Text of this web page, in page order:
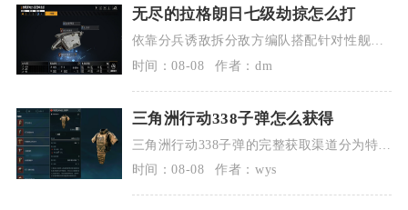
无尽的拉格朗日七级劫掠怎么打
依靠分兵诱敌拆分敌方编队搭配针对性舰船
编组，就能压低战损稳定通关七级劫掠，成
熟配...
时间：08-08 作者：dm
三角洲行动338子弹怎么获得
三角洲行动338子弹的完整获取渠道分为特勤
处工作台自主制造、对局物资拾取、交易
行...
时间：08-08 作者：wys